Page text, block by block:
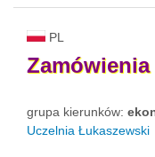
PL
Zamówienia
grupa kierunków:
Uczelnia Łukaszewski